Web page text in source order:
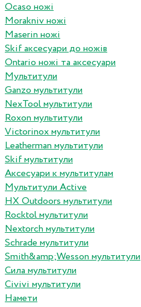
Ocaso ножі
Morakniv ножі
Maserin ножі
Skif аксесуари до ножів
Ontario ножі та аксесуари
Мультитули
Ganzo мультитули
NexTool мультитули
Roxon мультитули
Victorinox мультитули
Leatherman мультитули
Skif мультитули
Аксесуари к мультитулам
Мультитули Active
HX Outdoors мультитули
Rocktol мультитули
Nextorch мультитули
Schrade мультитули
Smith&amp;Wesson мультитули
Сила мультитули
Civivi мультитули
Намети